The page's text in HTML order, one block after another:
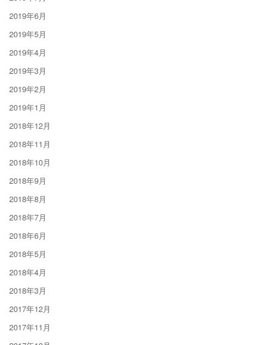
2019年6月
2019年5月
2019年4月
2019年3月
2019年2月
2019年1月
2018年12月
2018年11月
2018年10月
2018年9月
2018年8月
2018年7月
2018年6月
2018年5月
2018年4月
2018年3月
2017年12月
2017年11月